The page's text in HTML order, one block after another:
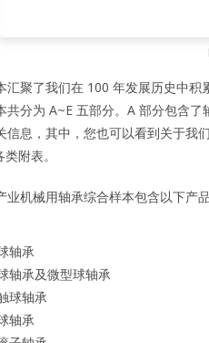
聚了我们在 100 年发展历史中积
分为 A~E 五部分。A 部分包含了
信息，其中，您也可以看到关于我
附表。
机械用轴承综合样本包含以下产品
轴承
轴承及微型球轴承
球轴承
轴承